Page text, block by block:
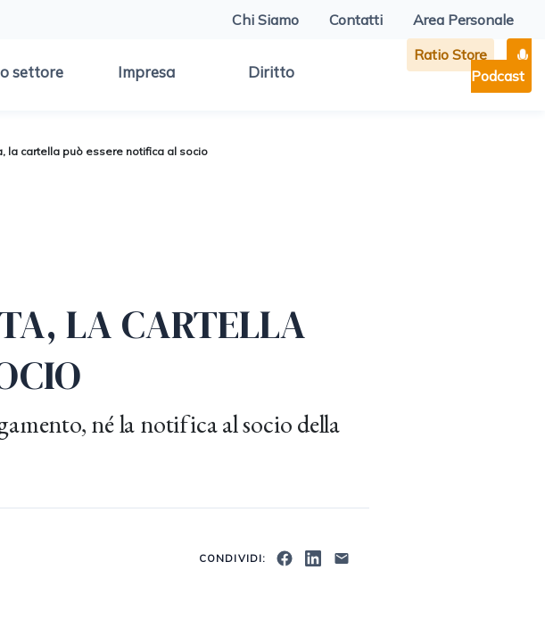
Chi Siamo Contatti Area Personale
settore Impresa Diritto
Ratio Store
Podcast
la cartella può essere notifica al socio
LA CARTELLA
né la notifica al socio della
CONDIVIDI: